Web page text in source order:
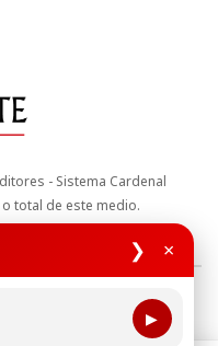
❯ ×
▶
- Sistema Cardenal
total de este medio.
Tratamiento de Datos